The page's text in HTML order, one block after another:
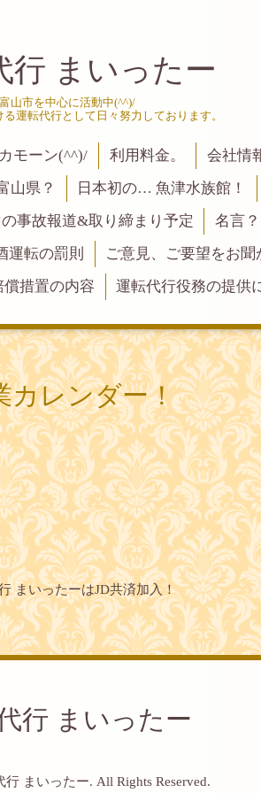
行 まいったー
富山市を中心に活動中(^^)/
運転代行として日々努力しております。
モーン(^^)/ 利用料金。 会社情
山県？ 日本初の… 魚津水族館！
事故報道&取り締まり予定
名言
運転の罰則 ご意見、ご要望をお
措置の内容
運転代行役務の提供
カレンダー！
まいったーはJD共済加入！
行 まいったー
行 まいったー. All Rights Reserved.